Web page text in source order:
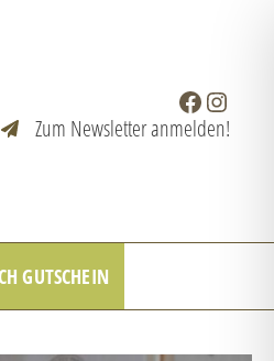
Facebook
Zum Newsletter anmelden!
GUTSCHEIN